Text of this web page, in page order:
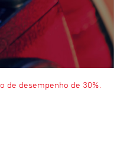
desempenho de 30%.